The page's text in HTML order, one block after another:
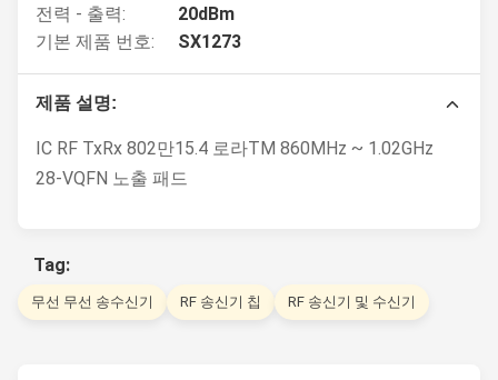
전력 - 출력:
20dBm
기본 제품 번호:
SX1273
제품 설명:
IC RF TxRx 802만15.4 로라TM 860MHz ~ 1.02GHz
28-VQFN 노출 패드
Tag:
무선 무선 송수신기 RF 송신기 칩 RF 송신기 및 수신기